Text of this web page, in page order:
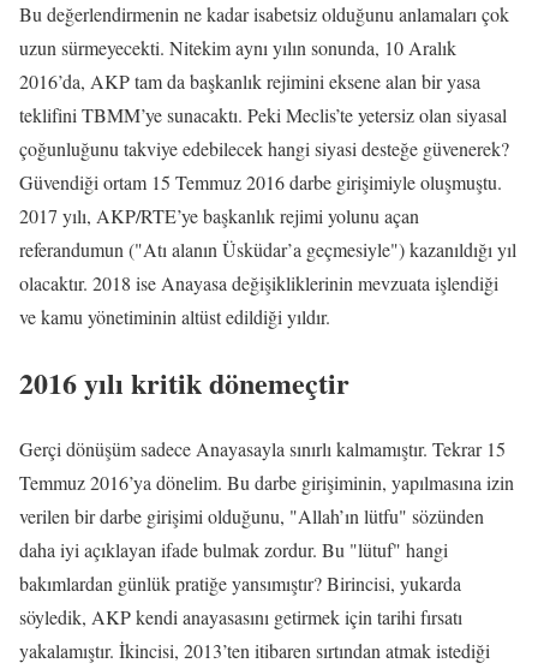
Bu değerlendirmenin ne kadar isabetsiz olduğunu anlamaları çok
uzun sürmeyecekti. Nitekim aynı yılın sonunda, 10 Aralık
2016’da, AKP tam da başkanlık rejimini eksene alan bir yasa
teklifini TBMM’ye sunacaktı. Peki Meclis’te yetersiz olan siyasal
çoğunluğunu takviye edebilecek hangi siyasi desteğe güvenerek?
Güvendiği ortam 15 Temmuz 2016 darbe girişimiyle oluşmuştu.
2017 yılı, AKP/RTE’ye başkanlık rejimi yolunu açan
referandumun ("Atı alanın Üsküdar’a geçmesiyle") kazanıldığı yıl
olacaktır. 2018 ise Anayasa değişikliklerinin mevzuata işlendiği
ve kamu yönetiminin altüst edildiği yıldır.
2016 yılı kritik dönemeçtir
Gerçi dönüşüm sadece Anayasayla sınırlı kalmamıştır. Tekrar 15
Temmuz 2016’ya dönelim. Bu darbe girişiminin, yapılmasına izin
verilen bir darbe girişimi olduğunu, "Allah’ın lütfu" sözünden
daha iyi açıklayan ifade bulmak zordur. Bu "lütuf" hangi
bakımlardan günlük pratiğe yansımıştır? Birincisi, yukarda
söyledik, AKP kendi anayasasını getirmek için tarihi fırsatı
yakalamıştır. İkincisi, 2013’ten itibaren sırtından atmak istediği